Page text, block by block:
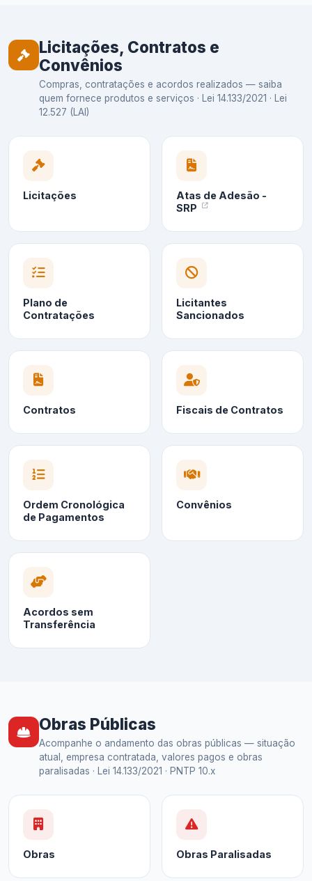
Licitações, Contratos e
Convênios
Compras, contratações e acordos realizados — saiba
quem fornece produtos e serviços · Lei 14.133/2021 · Lei
12.527 (LAI)
Licitações
Atas de Adesão -
SRP
Plano de
Contratações
Licitantes
Sancionados
Contratos Fiscais de Contratos
Ordem Cronológica
de Pagamentos
Convênios
Acordos sem
Transferência
Obras Públicas
Acompanhe o andamento das obras públicas — situação
atual, empresa contratada, valores pagos e obras
paralisadas · Lei 14.133/2021 · PNTP 10.x
Obras Obras Paralisadas